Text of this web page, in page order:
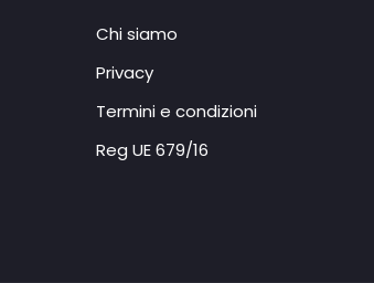
Chi siamo
Privacy
Termini e condizioni
Reg UE 679/16